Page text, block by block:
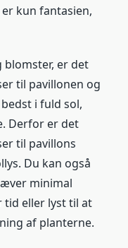
kun fantasien,
er det
til pavillonen og
i fuld sol,
Derfor er det
til pavillons
Du kan også
minimal
tid eller lyst til at
af planterne.